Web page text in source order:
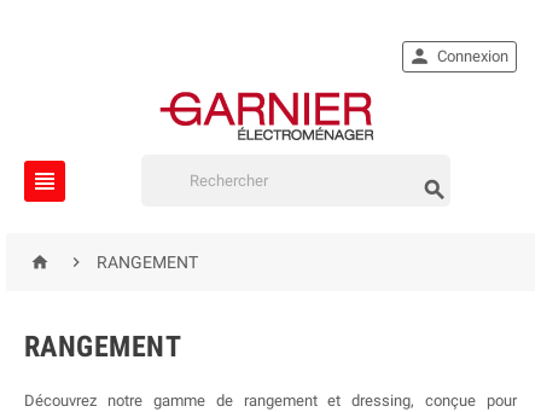
 
 Connexion
  RANGEMENT
RANGEMENT
Découvrez notre gamme de rangement et dressing, conçue pour